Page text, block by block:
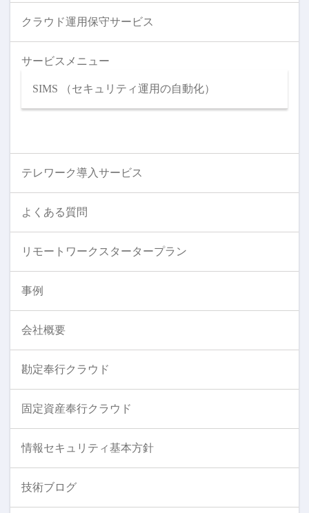
クラウド運用保守サービス
サービスメニュー
SIMS （セキュリティ運用の自動化）
テレワーク導入サービス
よくある質問
リモートワークスタータープラン
事例
会社概要
勘定奉行クラウド
固定資産奉行クラウド
情報セキュリティ基本方針
技術ブログ